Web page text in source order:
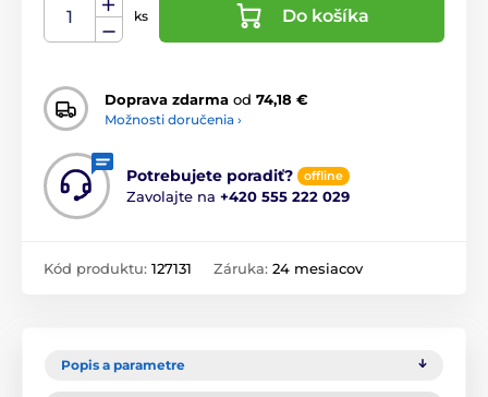
ks Do košíka
Doprava zdarma od 74,18 €
Možnosti doručenia ›
Potrebujete poradiť? offline
Zavolajte na +420 555 222 029
Kód produktu: 127131 Záruka: 24 mesiacov
Popis a parametre